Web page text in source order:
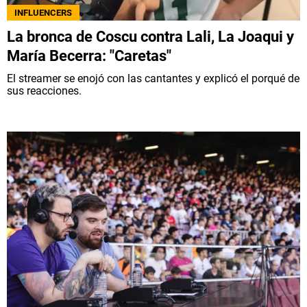
INFLUENCERS
La bronca de Coscu contra Lali, La Joaqui y
María Becerra: "Caretas"
El streamer se enojó con las cantantes y explicó el porqué de
sus reacciones.